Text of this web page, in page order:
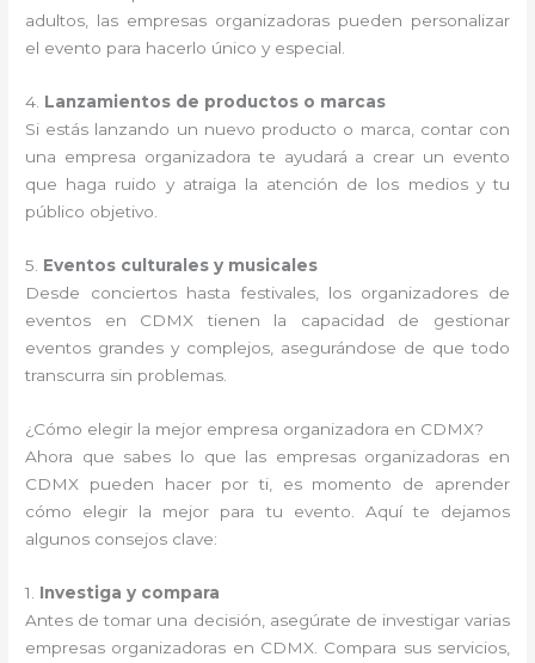
adultos, las empresas organizadoras pueden personalizar
el evento para hacerlo único y especial.
4. Lanzamientos de productos o marcas
Si estás lanzando un nuevo producto o marca, contar con
una empresa organizadora te ayudará a crear un evento
que haga ruido y atraiga la atención de los medios y tu
público objetivo.
5. Eventos culturales y musicales
Desde conciertos hasta festivales, los organizadores de
eventos en CDMX tienen la capacidad de gestionar
eventos grandes y complejos, asegurándose de que todo
transcurra sin problemas.
¿Cómo elegir la mejor empresa organizadora en CDMX?
Ahora que sabes lo que las empresas organizadoras en
CDMX pueden hacer por ti, es momento de aprender
cómo elegir la mejor para tu evento. Aquí te dejamos
algunos consejos clave:
1. Investiga y compara
Antes de tomar una decisión, asegúrate de investigar varias
empresas organizadoras en CDMX. Compara sus servicios,